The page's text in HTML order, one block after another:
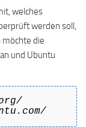
welches
werden soll,
möchte die
und Ubuntu